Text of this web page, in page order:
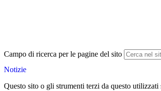
Campo di ricerca per le pagine del sito
Notizie
Questo sito o gli strumenti terzi da questo